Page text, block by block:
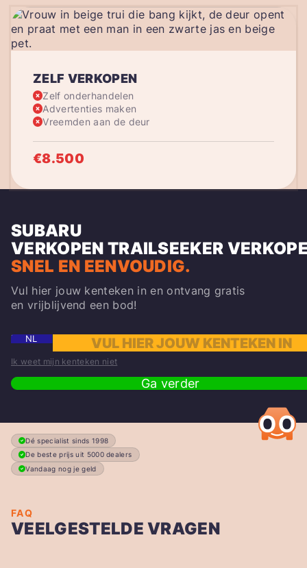
ZELF VERKOPEN
Zelf onderhandelen
Advertenties maken
Vreemden aan de deur
€8.500
SUBARU
VERKOPEN TRAILSEEKER
SNEL EN EENVOUDIG.
Vul hier jouw kenteken in en ontvang gratis
en vrijblijvend een bod!
NL
Ik weet mijn kenteken niet
Ga verder
Dé specialist sinds 1998
De beste prijs uit 5000 dealers
Vandaag nog je geld
FAQ
VEELGESTELDE VRAGEN